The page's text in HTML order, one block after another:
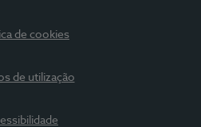
de cookies
de utilização